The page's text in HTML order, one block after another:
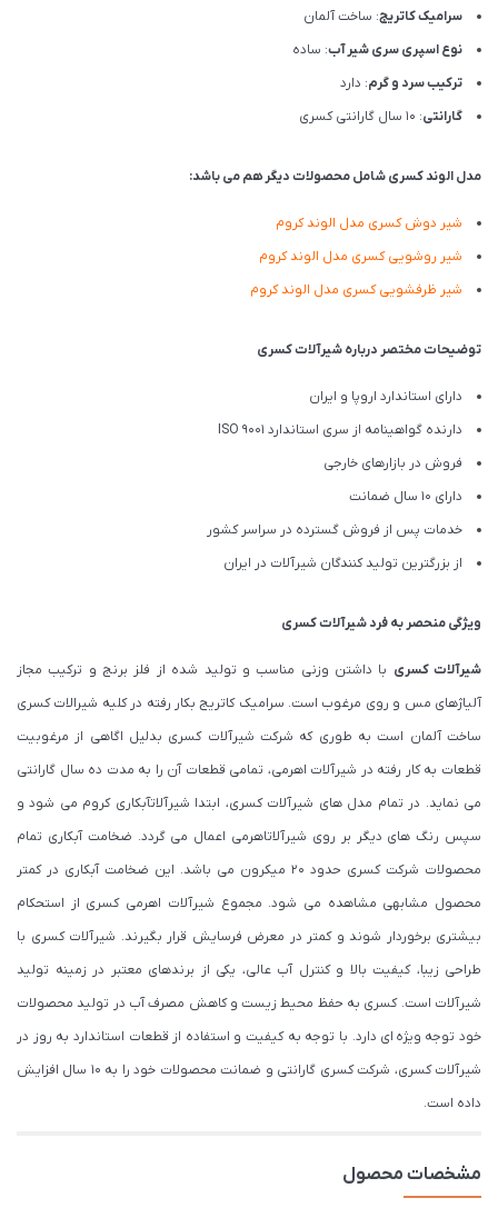
سرامیک کاتریج: ساخت آلمان
نوع اسپری سری شیر آب: ساده
ترکیب سرد و گرم: دارد
گارانتی: 10 سال گارانتی کسری
مدل الوند کسری شامل محصولات دیگر هم می باشد:
شیر دوش کسری مدل الوند کروم
شیر روشویی کسری مدل الوند کروم
شیر ظرفشویی کسری مدل الوند کروم
توضیحات مختصر درباره شیرآلات کسری
دارای استاندارد اروپا و ایران
دارنده گواهینامه از سری استاندارد ISO 9001
فروش در بازارهای خارجی
دارای 10 سال ضمانت
خدمات پس از فروش گسترده در سراسر کشور
از بزرگترین تولید کنندگان شیرآلات در ایران
ویژگی منحصر به فرد شیرآلات کسری
شیرآلات کسری با داشتن وزنی مناسب و تولید شده از فلز برنج و ترکیب مجاز
آلیاژهای مس و روی مرغوب است. سرامیک کاتریج بکار رفته در کلیه شیرالات کسری
ساخت آلمان است به طوری که شرکت شیرآلات کسری بدلیل اگاهی از مرغوبیت
قطعات به کار رفته در شیرآلات اهرمی، تمامی قطعات آن را به مدت ده سال گارانتی
می نماید. در تمام مدل های شیرآلات کسری، ابتدا شیرآلاتآبکاری کروم می شود و
سپس رنگ های دیگر بر روی شیرآلاتاهرمی اعمال می گردد. ضخامت آبکاری تمام
محصولات شرکت کسری حدود ۲۰ میکرون می باشد. این ضخامت آبکاری در کمتر
محصول مشابهی مشاهده می شود. مجموع شیرآلات اهرمی کسری از استحکام
بیشتری برخوردار شوند و کمتر در معرض فرسایش قرار بگیرند. شیرآلات کسری با
طراحی زیبا، کیفیت بالا و کنترل آب عالی، یکی از برندهای معتبر در زمینه تولید
شیرآلات است. کسری به حفظ محیط زیست و کاهش مصرف آب در تولید محصولات
خود توجه ویژه ای دارد. با توجه به کیفیت و استفاده از قطعات استاندارد به روز در
شیرآلات کسری، شرکت کسری گارانتی و ضمانت محصولات خود را به 10 سال افزایش
داده است.
مشخصات محصول